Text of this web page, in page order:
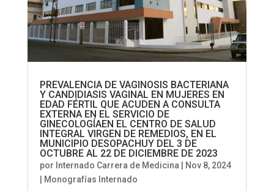
PREVALENCIA DE VAGINOSIS BACTERIANA
Y CANDIDIASIS VAGINAL EN MUJERES EN
EDAD FÉRTIL QUE ACUDEN A CONSULTA
EXTERNA EN EL SERVICIO DE
GINECOLOGÍAEN EL CENTRO DE SALUD
INTEGRAL VIRGEN DE REMEDIOS, EN EL
MUNICIPIO DESOPACHUY DEL 3 DE
OCTUBRE AL 22 DE DICIEMBRE DE 2023
por Internado Carrera de Medicina
Nov 8, 2024
Monografías Internado